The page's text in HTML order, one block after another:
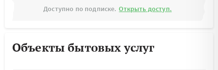
Доступно по подписке. Открыть доступ.
Объекты бытовых услуг